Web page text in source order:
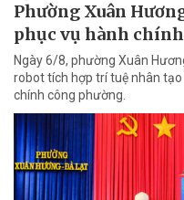
Phường Xuân
phục vụ hành
Ngày 6/8, phường Xuân
robot tích hợp trí tuệ nhân
chính công phường.